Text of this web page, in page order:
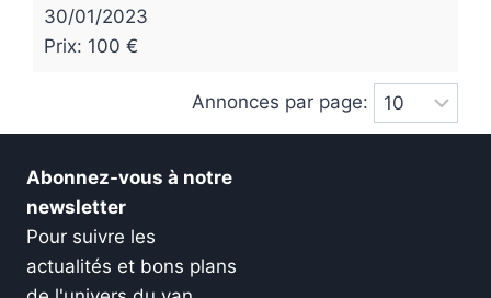
30/01/2023
Prix: 100 €
Annonces par page:
Abonnez-vous à notre
newsletter
Pour suivre les
actualités et bons plans